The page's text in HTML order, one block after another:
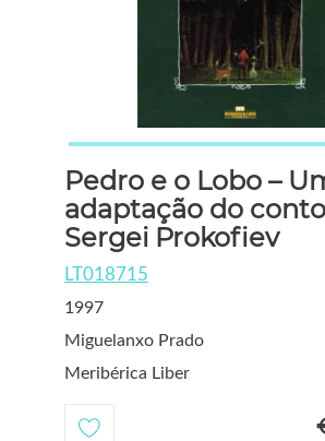
Pedro e o Lobo –
adaptação do
Sergei Prokofiev
LT018715
1997
Miguelanxo Prado
Meribérica Liber